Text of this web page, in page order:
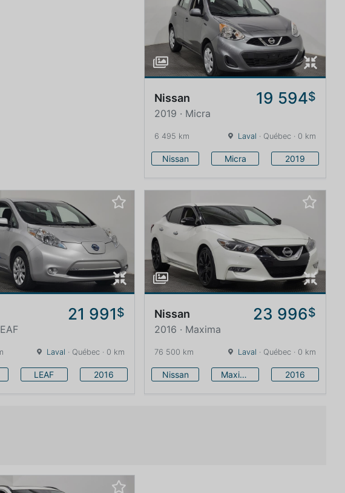
Nissan 19 594$
2019 · Micra
6 495 km Laval · Québec · 0 km
Nissan Micra 2019
21 991$
Laval · Québec · 0 km
LEAF 2016
Nissan 23 996$
2016 · Maxima
76 500 km Laval · Québec · 0 km
Nissan Maxima 2016